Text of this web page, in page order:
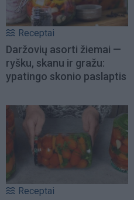
Receptai
Daržovių asorti žiemai —
ryšku, skanu ir gražu:
ypatingo skonio paslaptis
Receptai